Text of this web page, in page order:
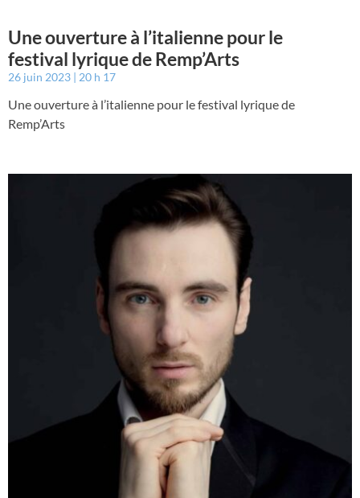
Une ouverture à l’italienne pour le
festival lyrique de Remp’Arts
26 juin 2023 20 h 17
Une ouverture à l’italienne pour le festival lyrique de
Remp’Arts